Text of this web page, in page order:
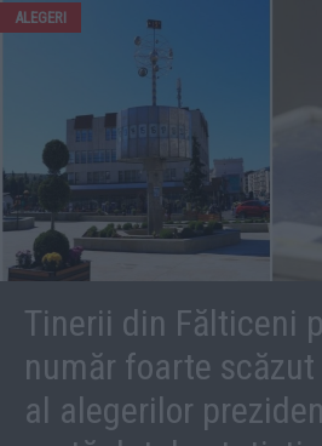
ALEGERI
Tinerii din Fălticeni
număr foarte
al alegerilor